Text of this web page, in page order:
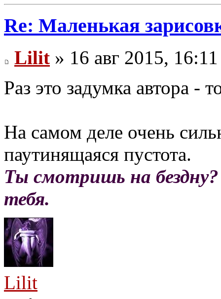
Re: Маленькая
Lilit » 16 авг 2015, 16:11
Раз это задумка автора -
На самом деле очень
паутинящаяся пустота.
Ты смотришь на
тебя.
Lilit